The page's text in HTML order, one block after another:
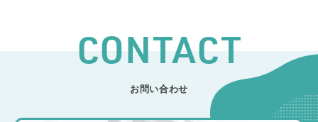
CONTACT
お問い合わせ